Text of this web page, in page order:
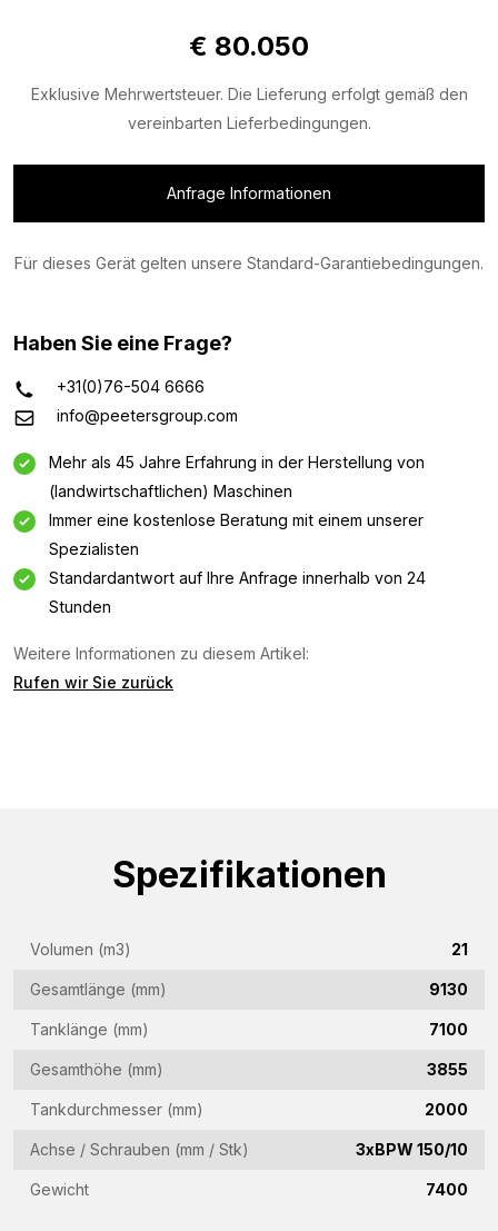
€ 80.050
Exklusive Mehrwertsteuer. Die Lieferung erfolgt gemäß den
vereinbarten Lieferbedingungen.
Anfrage Informationen
Für dieses Gerät gelten unsere Standard-Garantiebedingungen.
Haben Sie eine Frage?
+31(0)76-504 6666
info@peetersgroup.com
Mehr als 45 Jahre Erfahrung in der Herstellung von
(landwirtschaftlichen) Maschinen
Immer eine kostenlose Beratung mit einem unserer
Spezialisten
Standardantwort auf Ihre Anfrage innerhalb von 24
Stunden
Weitere Informationen zu diesem Artikel:
Rufen wir Sie zurück
Spezifikationen
Volumen (m3) 21
Gesamtlänge (mm) 9130
Tanklänge (mm) 7100
Gesamthöhe (mm) 3855
Tankdurchmesser (mm) 2000
Achse / Schrauben (mm / Stk) 3xBPW 150/10
Gewicht 7400
Informationsanfrage
Interessiert an dieser Maschine? Kontaktieren Sie uns
(Required)
Mail-
(Required)
Telefon
(Required)
Vraag